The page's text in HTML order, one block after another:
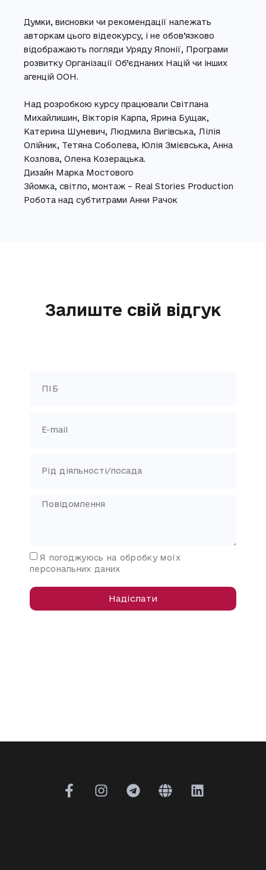
Думки, висновки чи рекомендації належать
авторкам цього відеокурсу, і не обов’язково
відображають погляди Уряду Японії, Програми
розвитку Організації Об’єднаних Націй чи інших
агенцій ООН.
Над розробкою курсу працювали Світлана
Михайлишин, Вікторія Карпа, Ярина Бущак,
Катерина Шуневич, Людмила Вигівська, Лілія
Олійник, Тетяна Соболева, Юлія Змієвська, Анна
Козлова, Олена Козерацька.
Дизайн Марка Мостового
Зйомка, світло, монтаж – Real Stories Production
Робота над субтитрами Анни Рачок
Залиште свій відгук
Я погоджуюсь на обробку моїх
персональних даних
Надіслати